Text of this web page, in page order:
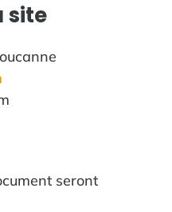
site
seront